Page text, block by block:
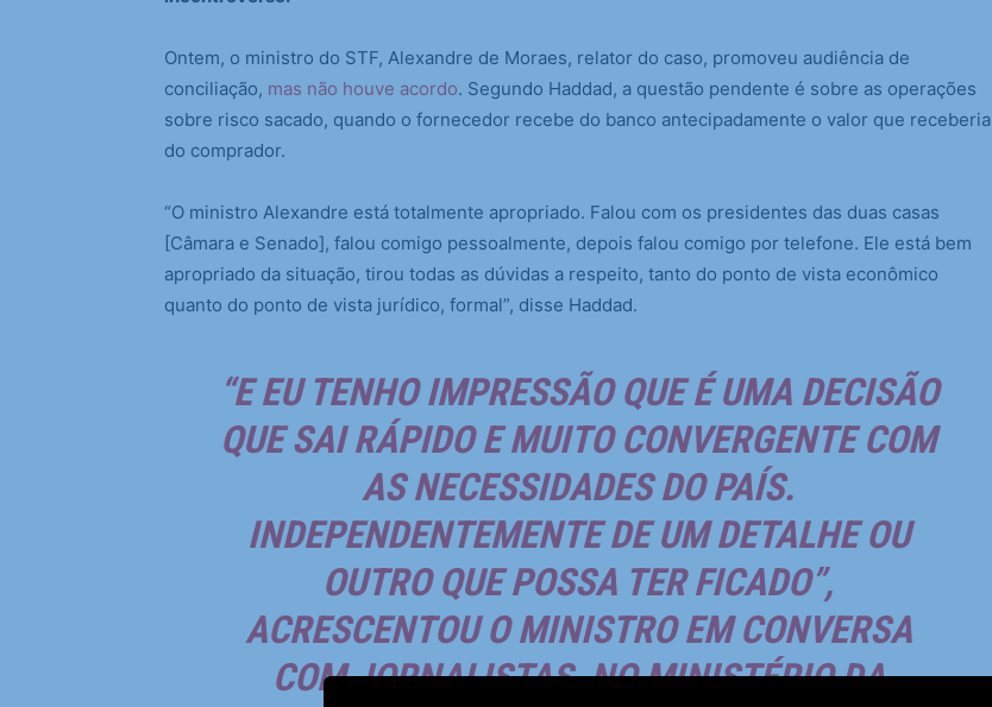
Ontem, o ministro do STF, Alexandre de Moraes, relator do caso, promoveu audiência de
conciliação, mas não houve acordo. Segundo Haddad, a questão pendente é sobre as operações
sobre risco sacado, quando o fornecedor recebe do banco antecipadamente o valor que receberia
do comprador.
“O ministro Alexandre está totalmente apropriado. Falou com os presidentes das duas casas
[Câmara e Senado], falou comigo pessoalmente, depois falou comigo por telefone. Ele está bem
apropriado da situação, tirou todas as dúvidas a respeito, tanto do ponto de vista econômico
quanto do ponto de vista jurídico, formal”, disse Haddad.
“E EU TENHO IMPRESSÃO QUE É UMA DECISÃO
QUE SAI RÁPIDO E MUITO CONVERGENTE COM
AS NECESSIDADES DO PAÍS.
INDEPENDENTEMENTE DE UM DETALHE OU
OUTRO QUE POSSA TER FICADO”,
ACRESCENTOU O MINISTRO EM CONVERSA
COM JORNALISTAS, NO MINISTÉRIO DA